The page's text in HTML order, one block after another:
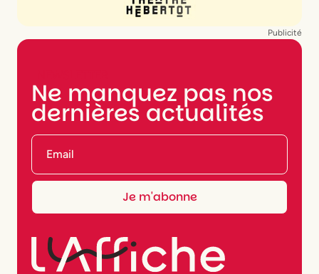
Publicité
Ne manquez pas nos
dernières actualités